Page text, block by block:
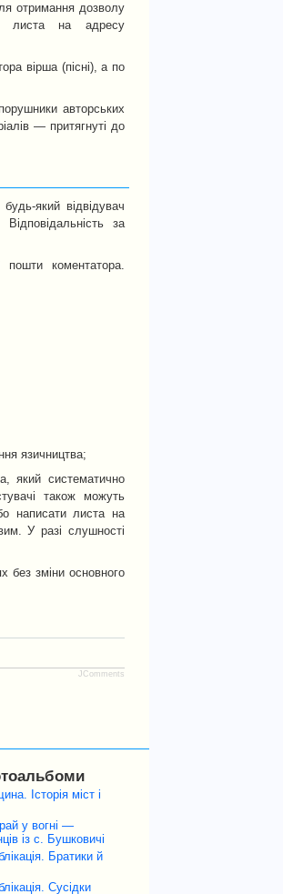
отримання дозволу
листа на адресу
вірша (пісні), а по
авторських
— притягнуті до
який відвідувач
за
пошти коментатора.
язичництва;
який систематично
також можуть
написати листа на
У разі слушності
без зміни основного
JComments
Історія міст і
у вогні —
із с. Бушковичі
Братики й
Сусідки